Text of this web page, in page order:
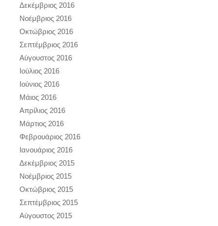
Δεκέμβριος 2016
Νοέμβριος 2016
Οκτώβριος 2016
Σεπτέμβριος 2016
Αύγουστος 2016
Ιούλιος 2016
Ιούνιος 2016
Μάιος 2016
Απρίλιος 2016
Μάρτιος 2016
Φεβρουάριος 2016
Ιανουάριος 2016
Δεκέμβριος 2015
Νοέμβριος 2015
Οκτώβριος 2015
Σεπτέμβριος 2015
Αύγουστος 2015